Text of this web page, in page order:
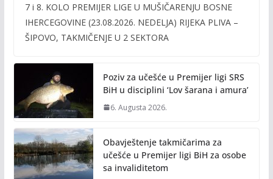
e
b
o
k
itt
er
ai
l
p
y
n
k
7 i 8. KOLO PREMIJER LIGE U MUŠIČARENJU BOSNE
IHERCEGOVINE (23.08.2026. NEDELJA) RIJEKA PLIVA –
ŠIPOVO, TAKMIČENJE U 2 SEKTORA
Poziv za učešće u Premijer ligi SRS
BiH u disciplini ‘Lov šarana i amura’
6. Augusta 2026.
Obavještenje takmičarima za
učešće u Premijer ligi BiH za osobe
sa invaliditetom